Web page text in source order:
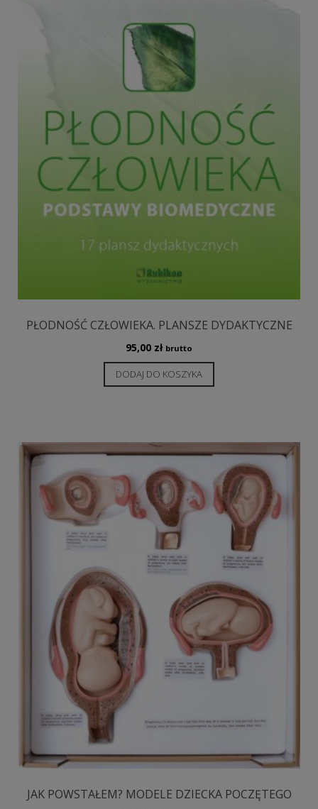
PŁODNOŚĆ CZŁOWIEKA. PLANSZE DYDAKTYCZNE
95,00 zł brutto
DODAJ DO KOSZYKA
JAK POWSTAŁEM? MODELE DZIECKA POCZĘTEGO